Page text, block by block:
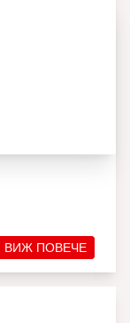
ВИЖ ПОВЕЧЕ